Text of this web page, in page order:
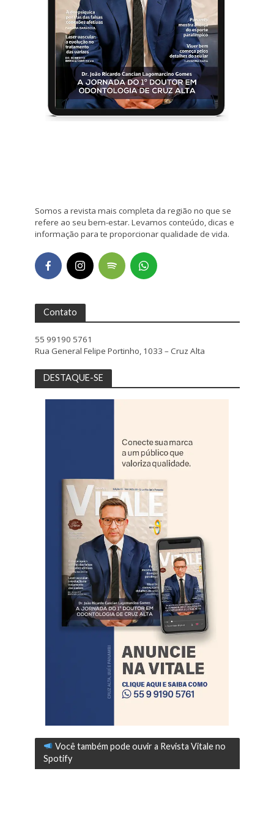
Somos a revista mais completa da região no que se
refere ao seu bem-estar. Levamos conteúdo, dicas e
informação para te proporcionar qualidade de vida.
Contato
55 99190 5761
Rua General Felipe Portinho, 1033 – Cruz Alta
DESTAQUE-SE
Você também pode ouvir a Revista Vitale no
Spotify